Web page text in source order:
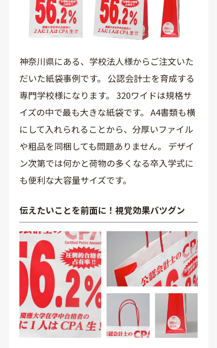
神奈川県にある、学校法人様からご注文いた
だいた紙袋事例です。 公認会計士を育成する
専門学校様になります。 320ワイドは規格サ
イズの中で最も大きな紙袋です。 A4書類も横
にして入れられることから、分厚いファイル
や粗品を同梱しても問題ありません。 デザイ
ン次第では何かと荷物の多くなる卒入学式に
も便利な大容量サイズです。
伝えたいことを前面に！視覚効果バツグン